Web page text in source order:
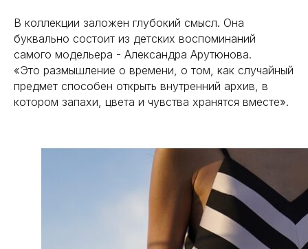
В коллекции заложен глубокий смысл. Она
буквально состоит из детских воспоминаний
самого модельера - Александра Арутюнова.
«Это размышление о времени, о том, как случайный
предмет способен открыть внутренний архив, в
котором запахи, цвета и чувства хранятся вместе».